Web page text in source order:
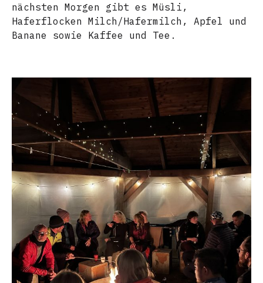
nächsten Morgen gibt es Müsli,
Haferflocken Milch/Hafermilch, Apfel und
Banane sowie Kaffee und Tee.